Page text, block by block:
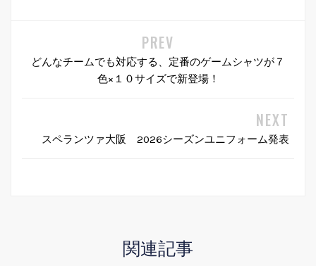
どんなチームでも対応する、定番のゲームシャツが７
色×１０サイズで新登場！
スペランツァ大阪 2026シーズンユニフォーム発表
関連記事